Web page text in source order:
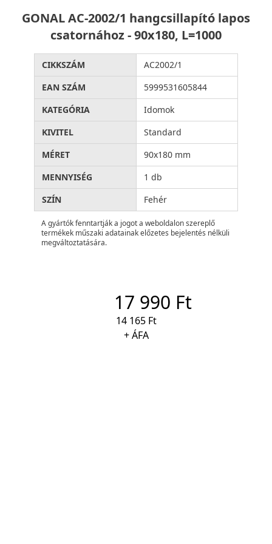
GONAL AC-2002/1 hangcsillapító lapos
csatornához - 90x180, L=1000
CIKKSZÁM
AC2002/1
EAN SZÁM
5999531605844
KATEGÓRIA
Idomok
KIVITEL
Standard
MÉRET
90x180 mm
MENNYISÉG
1 db
SZÍN
Fehér
A gyártók fenntartják a jogot a weboldalon szereplő
termékek műszaki adatainak előzetes bejelentés nélküli
megváltoztatására.
17 990 Ft
14 165 Ft
+ ÁFA